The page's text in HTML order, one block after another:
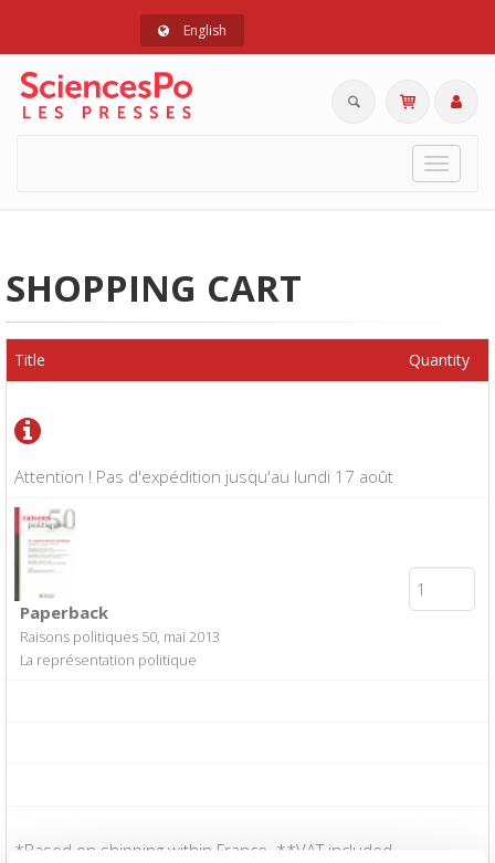
English
Toggle
SHOPPING CART
Attention ! Pas d'expédition jusqu'au lundi 17 août
Title Quantity
Paperback
Raisons politiques 50, mai 2013
La représentation politique
*Based on shipping within France. **VAT included.